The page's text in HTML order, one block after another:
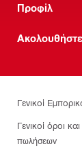
Προφίλ
Γενικοί
Γενικοί όροι
πωλήσεων